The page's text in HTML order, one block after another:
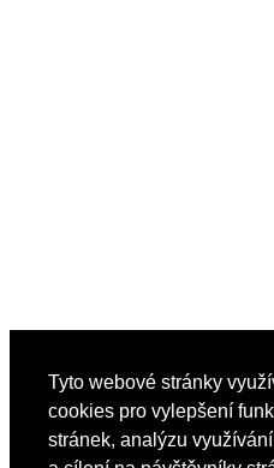
Tyto webové stránky
cookies pro vylepšení
stránek, analýzu